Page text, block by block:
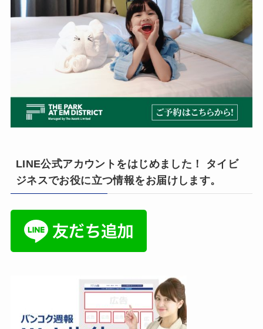
LINE公式アカウントをはじめました！ タイビ
ジネスでお役に立つ情報をお届けします。